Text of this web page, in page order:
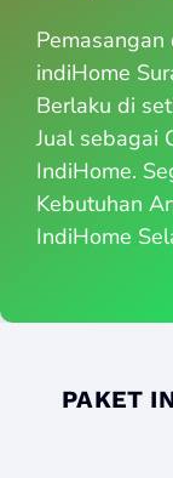
indiHome
Berlaku di
Jual sebagai
IndiHome.
Kebutuhan
IndiHome
PAKET